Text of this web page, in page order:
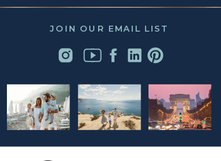
JOIN OUR EMAIL LIST